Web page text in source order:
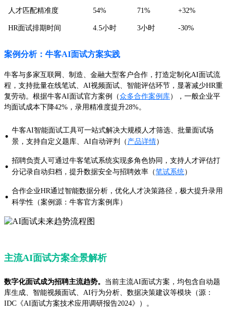
人才匹配精准度 54% 71% +32%
HR面试排期时间 4.5小时 3小时 -30%
案例分析：牛客AI面试方案实践
牛客与多家互联网、制造、金融大型客户合作，打造定制化AI面试流
程，支持批量在线笔试、AI视频面试、智能评估环节，显著减少HR重
复劳动。根据牛客AI面试官方案例（众多合作案例库），一般企业平
均面试成本下降42%，录用精准度提升28%。
· 牛客AI智能面试工具可一站式解决大规模人才筛选、批量面试场
景，支持自定义题库、AI自动评判（ 产品详情）
· 招聘负责人可通过牛客笔试系统实现多角色协同，支持人才评估打
分记录自动归档，提升数据安全与招聘效率（笔试系统）
· 合作企业HR通过智能数据分析，优化人才决策路径，极大提升录用
科学性（案例源：牛客官方案例库）
主流AI面试方案全景解析
数字化面试成为招聘主流趋势。 当前主流AI面试方案，均包含自动题
库生成、智能视频面试、AI行为分析、数据决策建议等模块（源：
IDC《AI面试方案技术应用调研报告2024》）。